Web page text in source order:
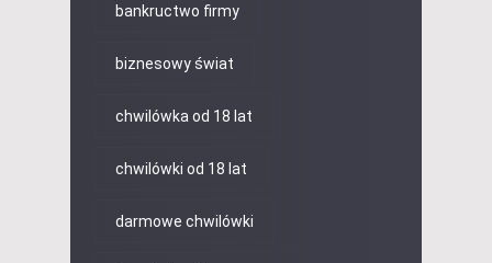
bankructwo firmy
biznesowy świat
chwilówka od 18 lat
chwilówki od 18 lat
darmowe chwilówki